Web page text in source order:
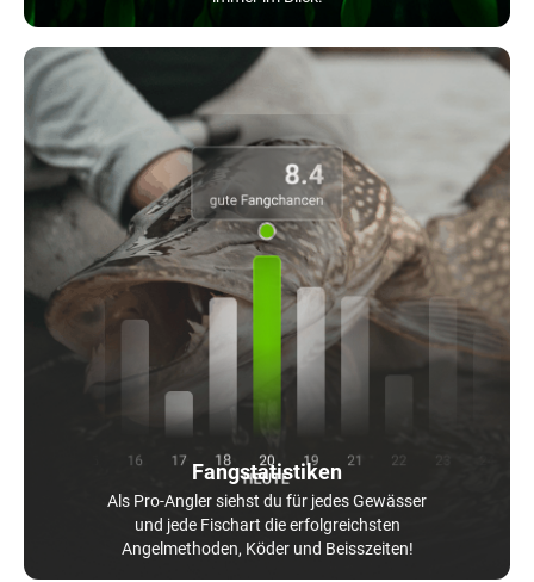
Fangstatistiken
Als Pro-Angler siehst du für jedes Gewässer
und jede Fischart die erfolgreichsten
Angelmethoden, Köder und Beisszeiten!